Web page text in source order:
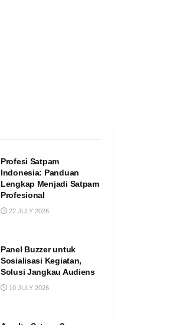
Profesi Satpam
Indonesia: Panduan
Lengkap Menjadi Satpam
Profesional
22 JULY 2026
Panel Buzzer untuk
Sosialisasi Kegiatan,
Solusi Jangkau Audiens
10 JULY 2026